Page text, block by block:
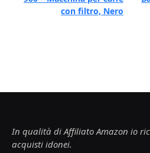
con filtro, Nero
In qualità di Affiliato Amazon io
acquisti idonei.